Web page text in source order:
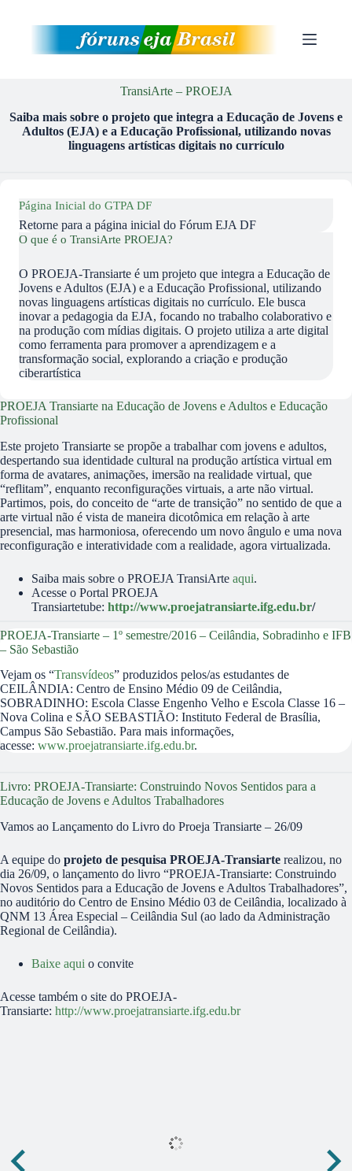
TransiArte – PROEJA
Saiba mais sobre o projeto que integra a Educação de Jovens e
Adultos (EJA) e a Educação Profissional, utilizando novas
linguagens artísticas digitais no currículo
Página Inicial do GTPA DF
Retorne para a página inicial do Fórum EJA DF
O que é o TransiArte PROEJA?
O PROEJA-Transiarte é um projeto que integra a Educação de
Jovens e Adultos (EJA) e a Educação Profissional, utilizando
novas linguagens artísticas digitais no currículo. Ele busca
inovar a pedagogia da EJA, focando no trabalho colaborativo e
na produção com mídias digitais. O projeto utiliza a arte digital
como ferramenta para promover a aprendizagem e a
transformação social, explorando a criação e produção
ciberartística
PROEJA Transiarte na Educação de Jovens e Adultos e Educação
Profissional
Este projeto Transiarte se propõe a trabalhar com jovens e adultos,
despertando sua identidade cultural na produção artística virtual em
forma de avatares, animações, imersão na realidade virtual, que
“reflitam”, enquanto reconfigurações virtuais, a arte não virtual.
Partimos, pois, do conceito de “arte de transição” no sentido de que a
arte virtual não é vista de maneira dicotômica em relação à arte
presencial, mas harmoniosa, oferecendo um novo ângulo e uma nova
reconfiguração e interatividade com a realidade, agora virtualizada.
Saiba mais sobre o PROEJA TransiArte aqui.
Acesse o Portal PROEJA
Transiartetube: http://www.proejatransiarte.ifg.edu.br/
PROEJA-Transiarte – 1º semestre/2016 – Ceilândia, Sobradinho e IFB
– São Sebastião
Vejam os “Transvídeos” produzidos pelos/as estudantes de
CEILÂNDIA: Centro de Ensino Médio 09 de Ceilândia,
SOBRADINHO: Escola Classe Engenho Velho e Escola Classe 16 –
Nova Colina e SÃO SEBASTIÃO: Instituto Federal de Brasília,
Campus São Sebastião. Para mais informações,
acesse: www.proejatransiarte.ifg.edu.br.
Livro: PROEJA-Transiarte: Construindo Novos Sentidos para a
Educação de Jovens e Adultos Trabalhadores
Vamos ao Lançamento do Livro do Proeja Transiarte – 26/09
A equipe do projeto de pesquisa PROEJA-Transiarte realizou, no
dia 26/09, o lançamento do livro “PROEJA-Transiarte: Construindo
Novos Sentidos para a Educação de Jovens e Adultos Trabalhadores”,
no auditório do Centro de Ensino Médio 03 de Ceilândia, localizado à
QNM 13 Área Especial – Ceilândia Sul (ao lado da Administração
Regional de Ceilândia).
Baixe aqui o convite
Acesse também o site do PROEJA-
Transiarte: http://www.proejatransiarte.ifg.edu.br